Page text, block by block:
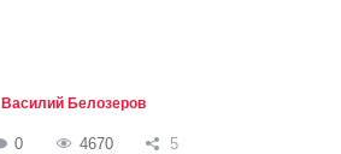
Василий Белозеров
0 4670 5